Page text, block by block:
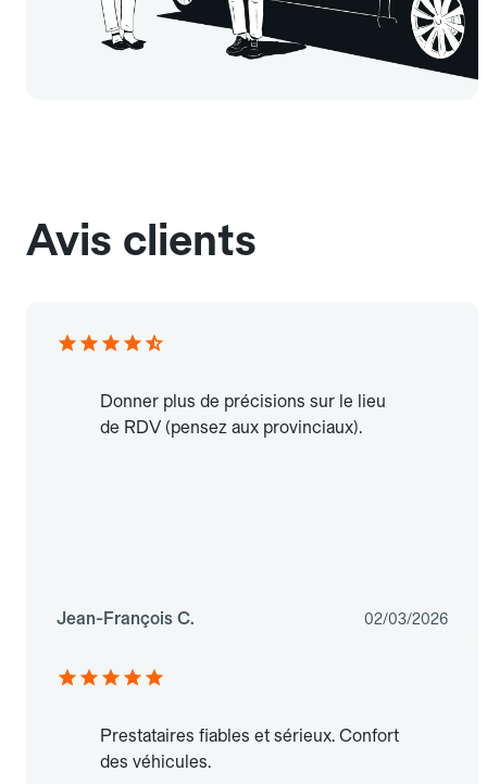
Avis clients
Donner plus de précisions sur le lieu
de RDV (pensez aux provinciaux).
Jean-François C. 02/03/2026
Prestataires fiables et sérieux. Confort
des véhicules.